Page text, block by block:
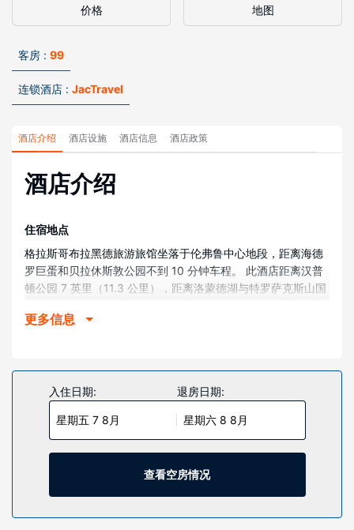
价格 地图
客房 : 99
连锁酒店 : JacTravel
酒店介绍 酒店设施 酒店信息 酒店政策
酒店介绍
住宿地点
格拉斯哥布拉黑德旅游旅馆坐落于伦弗鲁中心地段，距离海德
罗巨蛋和贝拉休斯敦公园不到 10 分钟车程。 此酒店距离汉普
顿公园 7 英里（11.3 公里），距离洛蒙德湖与特罗萨克斯山国
客房
无线网络，方便您与朋友保持联系。提供备有浴缸的浴室。
物业设施
这个酒店提供轮椅无障碍设施。
以到酒吧/酒廊，点一杯喜欢的饮品，畅饮一番。含免费早餐。
更多信息
入住日期:
星期五 7 8月
退房日期:
星期六 8 8月
查看空房情况